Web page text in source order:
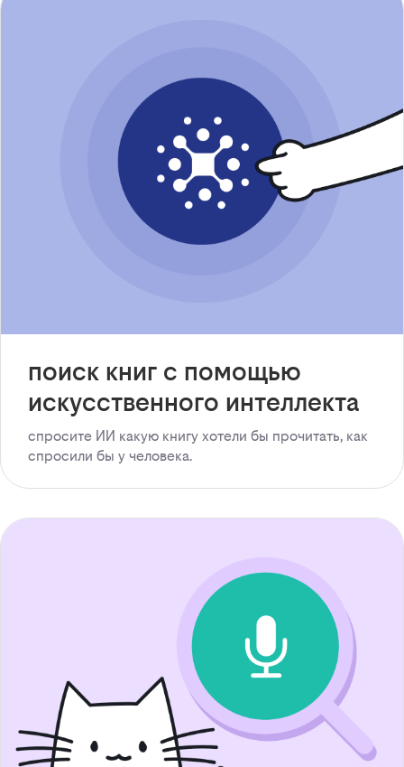
поиск книг с помощью
искусственного интеллекта
спросите ИИ какую книгу хотели бы прочитать, как
спросили бы у человека.